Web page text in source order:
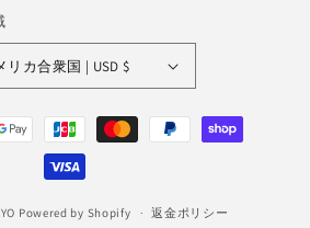
アメリカ合衆国 | USD $
Powered by Shopify 返金ポリシー